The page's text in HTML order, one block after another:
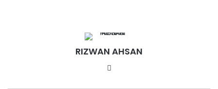
RIZWAN AHSAN